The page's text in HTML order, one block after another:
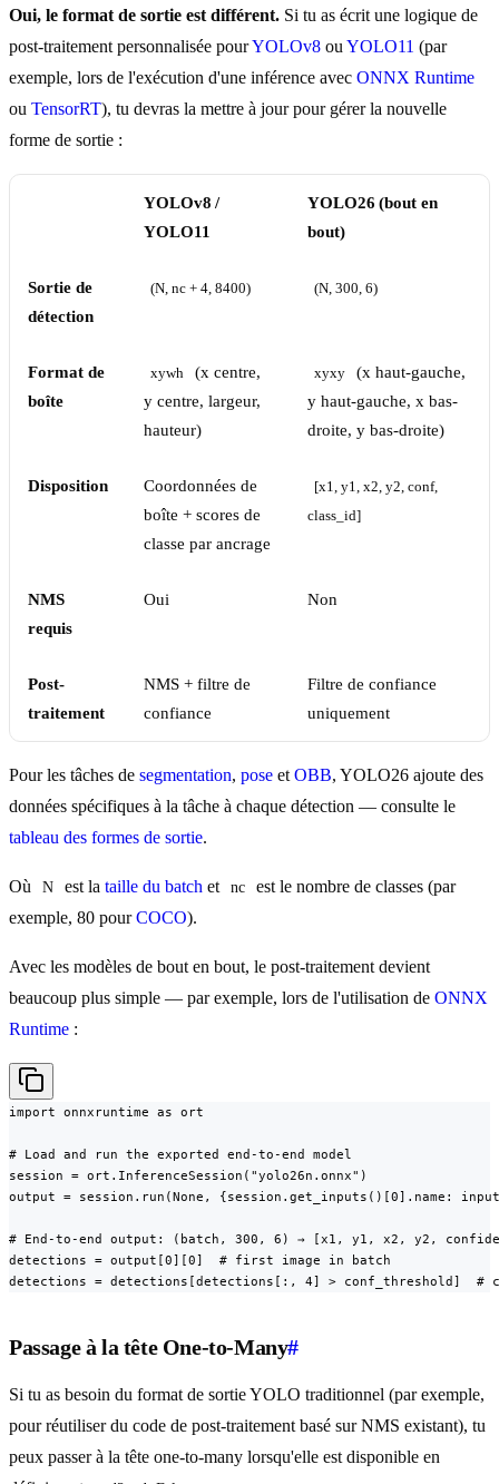
Oui, le format de sortie est différent. Si tu as écrit une logique de
post-traitement personnalisée pourYOLOv8 ou YOLO11 (par
exemple, lors de l'exécution d'une inférence avec ONNX Runtime
ou TensorRT), tu devras la mettre à jour pour gérer la nouvelle
forme de sortie :
YOLOv8 /
YOLO11
YOLO26 (bout en
bout)
Sortie de
détection
(N, nc + 4, 8400) (N, 300, 6)
Format de
boîte
xywh
(x centre,
y centre, largeur,
hauteur)
xyxy
(x haut-gauche,
y haut-gauche, x bas-
droite, y bas-droite)
Disposition
Coordonnées de
boîte + scores de
classe par ancrage
[x1, y1, x2, y2, conf,
class_id]
NMS
requis
Oui Non
Post-
traitement
NMS + filtre de
confiance
Filtre de confiance
uniquement
Pour les tâches de segmentation, pose et OBB, YOLO26 ajoute des
données spécifiques à la tâche à chaque détection — consulte le
tableau des formes de sortie.
Où N est la taille du batch et nc
est le nombre de classes (par
exemple, 80 pourCOCO).
Avec les modèles de bout en bout, le post-traitement devient
beaucoup plus simple — par exemple, lors de l'utilisation de ONNX
Runtime :
import onnxruntime as ort
# Load and run the exported end-to-end model
session = ort.InferenceSession("yolo26n.onnx")
output = session.run(None, {session.get_inputs()[0].name:
# End-to-end output: (batch, 300, 6) → [x1, y1, x2, y2,
detections = output[0][0]  # first image in batch
detections = detections[detections[:, 4] > conf_threshold]
Passage à la tête One-to-Many#
Si tu as besoin du format de sortie YOLO traditionnel (par exemple,
pour réutiliser du code de post-traitement basé sur NMS existant), tu
peux passer à la tête one-to-many lorsqu'elle est disponible en